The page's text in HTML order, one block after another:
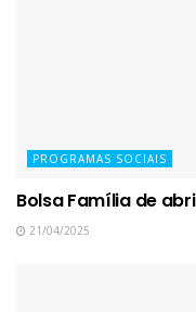
PROGRAMAS SOCIAIS
Bolsa Família de
21/04/2025